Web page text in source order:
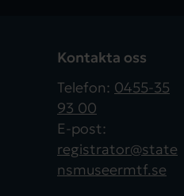
Kontakta oss
Telefon: 0455-35
93 00
E-post:
registrator@state
nsmuseermtf.se